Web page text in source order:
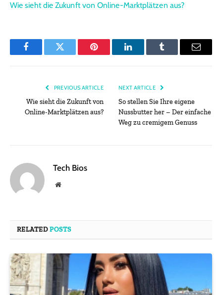
Wie sieht die Zukunft von Online-Marktplätzen aus?
FacebookTwitter Pinterest LinkedInTumblr Email
PREVIOUS ARTICLE
Wie sieht die Zukunft von
Online-Marktplätzen aus?
NEXT ARTICLE
So stellen Sie Ihre eigene
Nussbutter her – Der einfache
Weg zu cremigem Genuss
Tech Bios
Website
RELATEDPOSTS